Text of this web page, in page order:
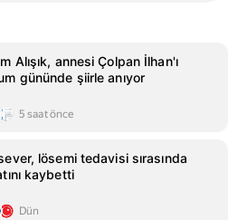
Alışık, annesi Çolpan İlhan'ı
gününde şiirle anıyor
5 saat önce
lösemi tedavisi sırasında
kaybetti
Dün